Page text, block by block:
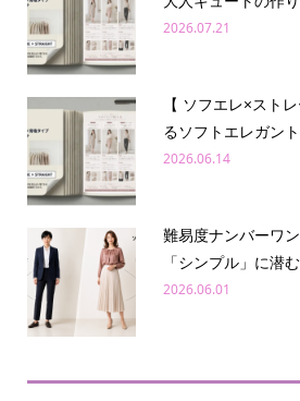
2026.07.21
【 ソフエレ×スト
るソフトエレガン
2026.06.14
難易度ナンバーワ
「シンプル」に潜
2026.06.01